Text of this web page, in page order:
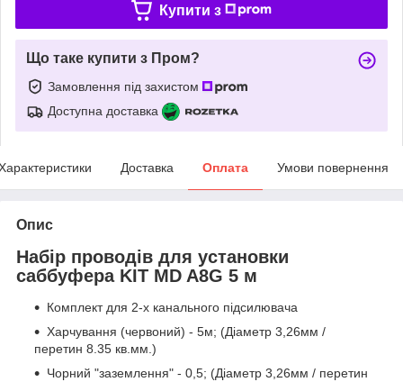
Купити з
Що таке купити з Пром?
Замовлення під захистом
Доступна доставка
Доставка Оплата Умови повернення
Опис
Набір проводів для установки
саббуфера KIT MD A8G 5 м
Комплект для 2-х канального підсилювача
Харчування (червоний) - 5м; (Діаметр 3,26мм /
перетин 8.35 кв.мм.)
Чорний "заземлення" - 0,5; (Діаметр 3,26мм / перетин